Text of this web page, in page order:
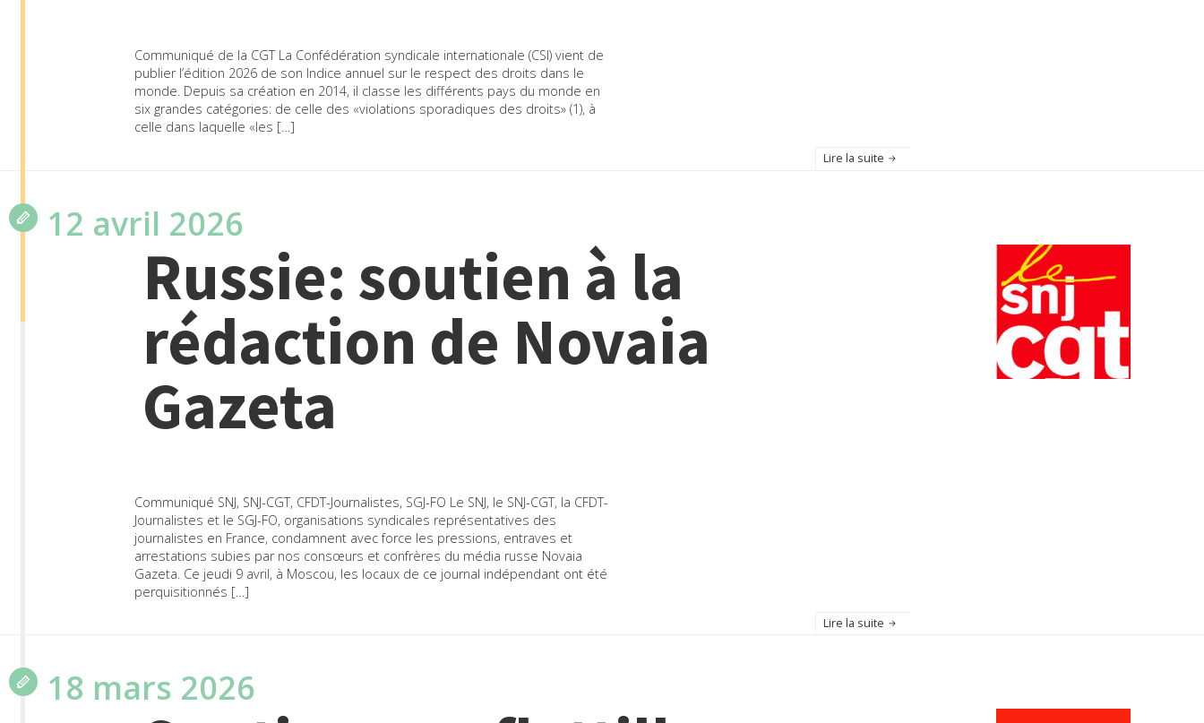
Communiqué de la CGT La Confédération syndicale internationale (CSI) vient de
publier l’édition 2026 de son Indice annuel sur le respect des droits dans le
monde. Depuis sa création en 2014, il classe les différents pays du monde en
six grandes catégories: de celle des «violations sporadiques des droits» (1), à
celle dans laquelle «les […]
Lire la suite
12 avril 2026
Russie: soutien à la
rédaction de Novaia
Gazeta
Communiqué SNJ, SNJ-CGT, CFDT-Journalistes, SGJ-FO Le SNJ, le SNJ-CGT, la CFDT-
Journalistes et le SGJ-FO, organisations syndicales représentatives des
journalistes en France, condamnent avec force les pressions, entraves et
arrestations subies par nos consœurs et confrères du média russe Novaia
Gazeta. Ce jeudi 9 avril, à Moscou, les locaux de ce journal indépendant ont été
perquisitionnés […]
Lire la suite
18 mars 2026